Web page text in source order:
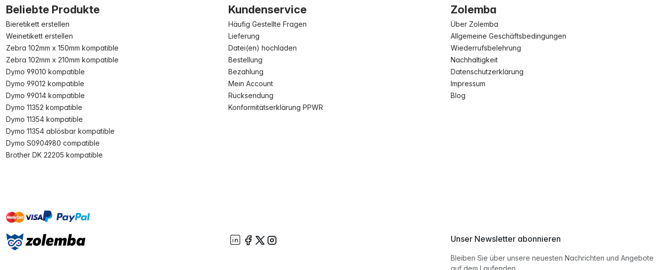
Beliebte Produkte
Bieretikett erstellen
Weinetikett erstellen
Zebra 102mm x 150mm kompatible
Zebra 102mm x 210mm kompatible
Dymo 99010 kompatible
Dymo 99012 kompatible
Dymo 99014 kompatible
Dymo 11352 kompatible
Dymo 11354 kompatible
Dymo 11354 ablösbar kompatible
Dymo S0904980 compatible
Brother DK 22205 kompatible
Kundenservice
Häufig Gestellte Fragen
Lieferung
Datei(en) hochladen
Bestellung
Bezahlung
Mein Account
Rücksendung
Konformitätserklärung PPWR
Zolemba
Über Zolemba
Allgemeine Geschäftsbedingungen
Wiederrufsbelehrung
Nachhaltigkeit
Datenschutzerklärung
Impressum
Blog
mastervisa paypal
Unser Newsletter abonnieren
Bleiben Sie über unsere neuesten Nachrichten und Angebote
auf dem Laufenden